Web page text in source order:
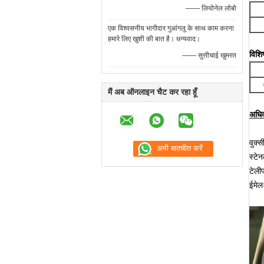
—— लियोनेल लोबो
एक विश्वसनीय भागीदार गुआंगलू के साथ काम करना
हमारे लिए खुशी की बात है। धन्यवाद।
—— सुत्तीचाई खुमरत
मैं अब ऑनलाइन चैट कर रहा हूँ